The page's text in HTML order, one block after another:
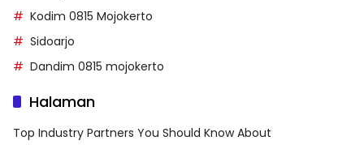
Kodim 0815 Mojokerto
Sidoarjo
Dandim 0815 mojokerto
Halaman
Top Industry Partners You Should Know About